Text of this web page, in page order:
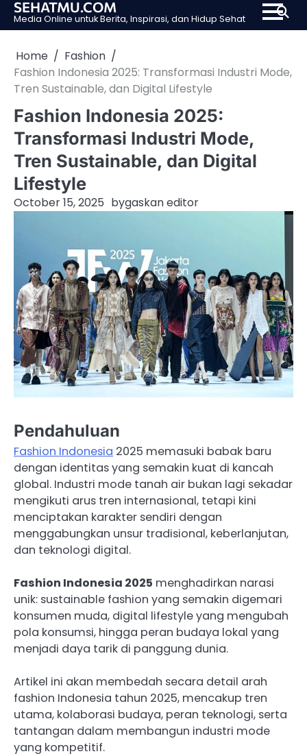
SkipSEHATMU.COM
Media Online untuk Berita, Inspirasi, dan Hidup Sehat
Home
Fashion
Fashion Indonesia 2025: Transformasi Industri Mode,
Tren Sustainable, dan Digital Lifestyle
Fashion Indonesia 2025:
Transformasi Industri Mode,
Tren Sustainable, dan Digital
Lifestyle
October 15, 2025 bygaskan editor
Pendahuluan
Fashion Indonesia 2025 memasuki babak baru
dengan identitas yang semakin kuat di kancah
global. Industri mode tanah air bukan lagi sekadar
mengikuti arus tren internasional, tetapi kini
menciptakan karakter sendiri dengan
menggabungkan unsur tradisional, keberlanjutan,
dan teknologi digital.
Fashion Indonesia 2025 menghadirkan narasi
unik: sustainable fashion yang semakin digemari
konsumen muda, digital lifestyle yang mengubah
pola konsumsi, hingga peran budaya lokal yang
menjadi daya tarik di panggung dunia.
Artikel ini akan membedah secara detail arah
fashion Indonesia tahun 2025, mencakup tren
utama, kolaborasi budaya, peran teknologi, serta
tantangan dalam membangun industri mode
yang kompetitif.